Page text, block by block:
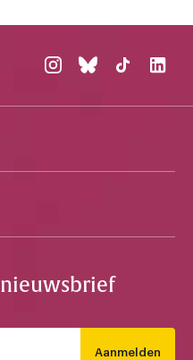
Aanmelden